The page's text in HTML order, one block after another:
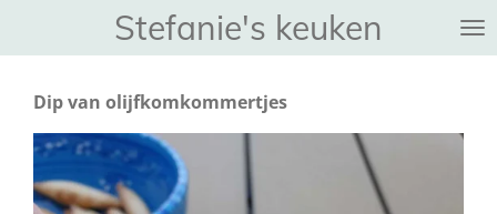
hoofdinhoud
Stefanie's keuken
Dip van olijfkomkommertjes